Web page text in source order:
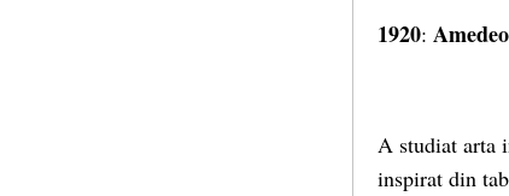
1920:
A studiat arta
inspirat din